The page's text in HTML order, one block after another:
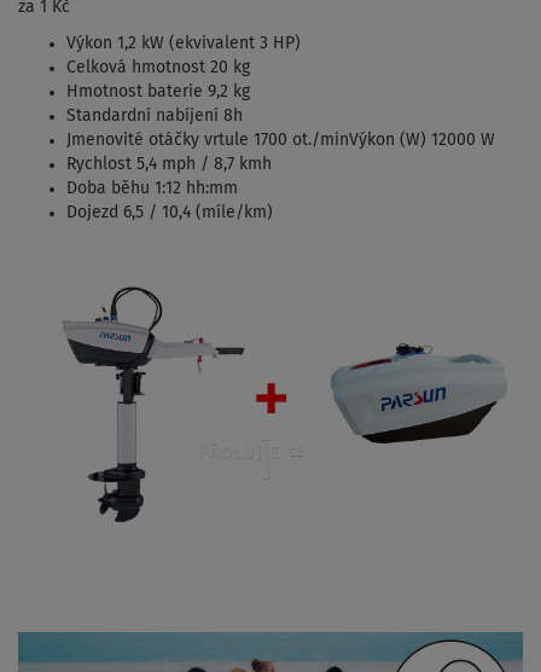
za 1 Kč
Výkon 1,2 kW (ekvivalent 3 HP)
Celková hmotnost 20 kg
Hmotnost baterie 9,2 kg
Standardní nabíjení 8h
Jmenovité otáčky vrtule 1700 ot./minVýkon (W) 12000 W
Rychlost 5,4 mph / 8,7 kmh
Doba běhu 1:12 hh:mm
Dojezd 6,5 / 10,4 (míle/km)